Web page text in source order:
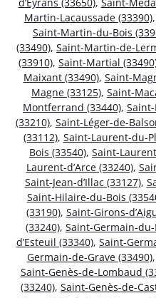
Martin-Lacaussade (33390),
Saint-Martin-du-Bois
(33490), Saint-Martin-de-
(33910), Saint-Martial
Maixant (33490), Saint-
Magne (33125), Saint-
Montferrand (33440),
(33210), Saint-Léger-de-
(33112), Saint-Laurent-du-
Bois (33540), Saint-
Laurent-d’Arce (33240),
Saint-Jean-d’Illac (33127),
Saint-Hilaire-du-Bois
(33190), Saint-Girons-
(33240), Saint-Germain-du-
d’Esteuil (33340), Saint-
Germain-de-Grave (33490),
Saint-Genès-de-Lombaud
(33240), Saint-Genès-de-